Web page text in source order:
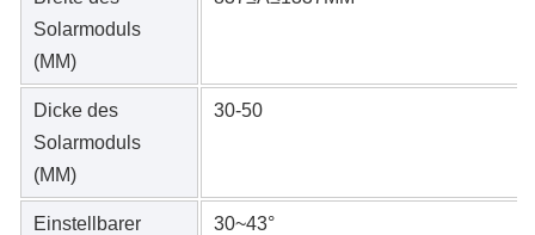
Solarmoduls
(MM)
Dicke des
Solarmoduls
(MM)
30-50
Einstellbarer
30~43°